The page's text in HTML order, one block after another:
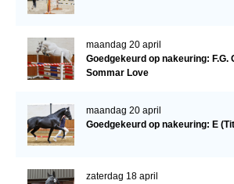
maandag 20 april
Goedgekeurd op nakeuring: F.G.
Sommar Love
maandag 20 april
Goedgekeurd op nakeuring: E
zaterdag 18 april